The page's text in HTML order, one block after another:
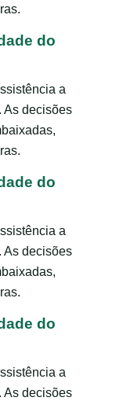
do
a
As decisões
do
a
As decisões
do
a
As decisões